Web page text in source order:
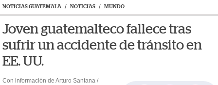
NOTICIAS GUATEMALA / NOTICIAS / MUNDO
Joven guatemalteco fallece tras
sufrir un accidente de tránsito en
EE. UU.
Con información de Arturo Santana /